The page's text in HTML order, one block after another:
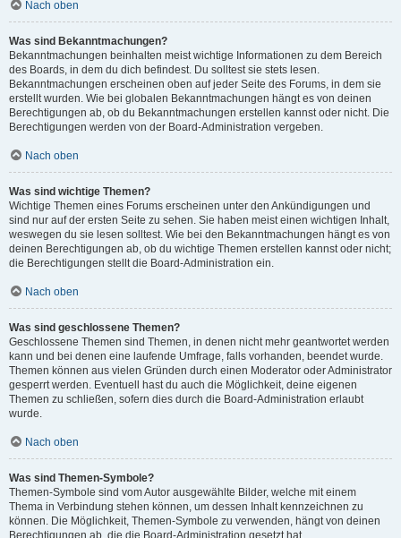
Nach oben
Was sind Bekanntmachungen?
Bekanntmachungen beinhalten meist wichtige Informationen zu dem Bereich
des Boards, in dem du dich befindest. Du solltest sie stets lesen.
Bekanntmachungen erscheinen oben auf jeder Seite des Forums, in dem sie
erstellt wurden. Wie bei globalen Bekanntmachungen hängt es von deinen
Berechtigungen ab, ob du Bekanntmachungen erstellen kannst oder nicht. Die
Berechtigungen werden von der Board-Administration vergeben.
Nach oben
Was sind wichtige Themen?
Wichtige Themen eines Forums erscheinen unter den Ankündigungen und
sind nur auf der ersten Seite zu sehen. Sie haben meist einen wichtigen Inhalt,
weswegen du sie lesen solltest. Wie bei den Bekanntmachungen hängt es von
deinen Berechtigungen ab, ob du wichtige Themen erstellen kannst oder nicht;
die Berechtigungen stellt die Board-Administration ein.
Nach oben
Was sind geschlossene Themen?
Geschlossene Themen sind Themen, in denen nicht mehr geantwortet werden
kann und bei denen eine laufende Umfrage, falls vorhanden, beendet wurde.
Themen können aus vielen Gründen durch einen Moderator oder Administrator
gesperrt werden. Eventuell hast du auch die Möglichkeit, deine eigenen
Themen zu schließen, sofern dies durch die Board-Administration erlaubt
wurde.
Nach oben
Was sind Themen-Symbole?
Themen-Symbole sind vom Autor ausgewählte Bilder, welche mit einem
Thema in Verbindung stehen können, um dessen Inhalt kennzeichnen zu
können. Die Möglichkeit, Themen-Symbole zu verwenden, hängt von deinen
Berechtigungen ab, die die Board-Administration gesetzt hat.